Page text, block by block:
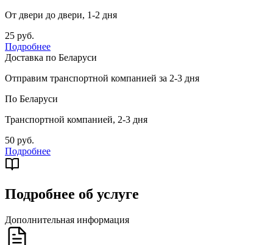
От двери до двери, 1-2 дня
25 руб.
Подробнее
Доставка по Беларуси
Отправим транспортной компанией за 2-3 дня
По Беларуси
Транспортной компанией, 2-3 дня
50 руб.
Подробнее
Подробнее об услуге
Дополнительная информация